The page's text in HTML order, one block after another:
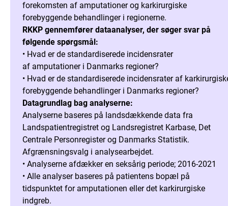
forekomsten af amputationer og karkirurgiske
forebyggende behandlinger i regionerne.
RKKP gennemfører dataanalyser, der søger svar på
følgende spørgsmål:
• Hvad er de standardiserede incidensrater
af amputationer i Danmarks regioner?
• Hvad er de standardiserede incidensrater af
forebyggende behandlinger i Danmarks regioner?
Datagrundlag bag analyserne:
Analyserne baseres på landsdækkende data fra
Landspatientregistret og Landsregistret Karbase, Det
Centrale Personregister og Danmarks Statistik.
Afgrænsningsvalg i analysearbejdet.
• Analyserne afdækker en seksårig periode; 2016-2021
• Alle analyser baseres på patientens bopæl på
tidspunktet for amputationen eller det karkirurgiske
indgreb.